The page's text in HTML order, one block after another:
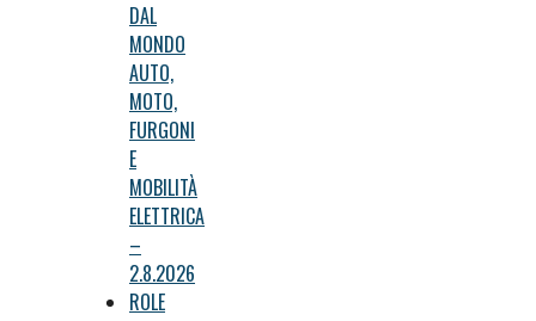
DAL
MONDO
AUTO,
MOTO,
FURGONI
E
MOBILITÀ
ELETTRICA
–
2.8.2026
ROLE